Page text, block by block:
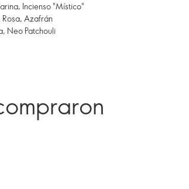
Incienso "Místico"
Azafrán
Neo Patchouli